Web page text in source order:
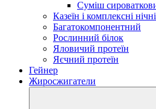
Суміш
Казеїн і комплексні
Багатокомпонентний
Рослинний білок
Яловичий протеїн
Яєчний протеїн
Гейнер
Жиросжигатели